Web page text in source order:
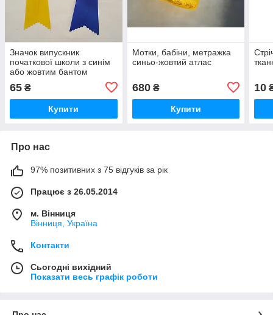
Значок випускник
початкової школи з синім
або жовтим бантом
65 ₴
Купити
Мотки, бабіни, метражка
синьо-жовтий атлас
680₴
Купити
10
Про нас
97% позитивних з 75 відгуків за рік
Працює з 26.05.2014
м. Вінниця
Вінниця, Україна
Контакти
Сьогодні вихідний
Показати весь графік роботи